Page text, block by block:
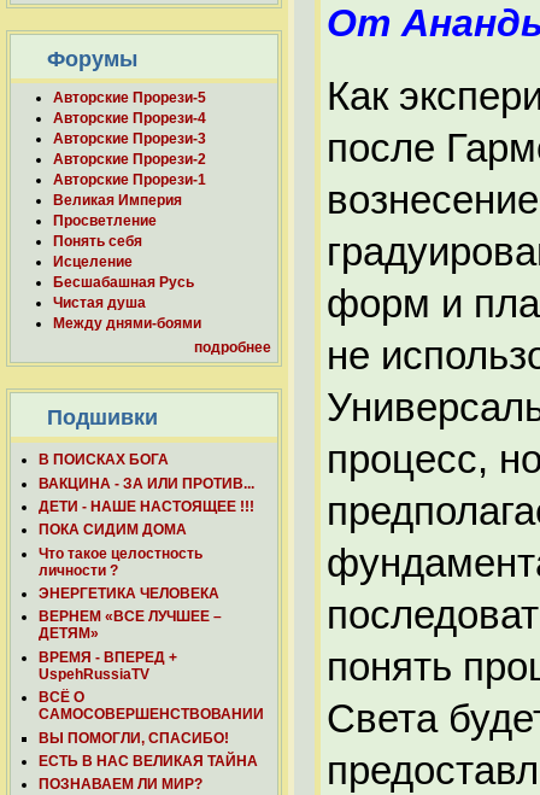
Форумы
Авторские Прорези-5
Авторские Прорези-4
Авторские Прорези-3
Авторские Прорези-2
Авторские Прорези-1
Великая Империя
Просветление
Понять себя
Исцеление
Бесшабашная Русь
Чистая душа
Между днями-боями
подробнее
Подшивки
В ПОИСКАХ БОГА
ВАКЦИНА - ЗА ИЛИ ПРОТИВ...
ДЕТИ - НАШЕ НАСТОЯЩЕЕ !!!
ПОКА СИДИМ ДОМА
Что такое целостность
личности ?
ЭНЕРГЕТИКА ЧЕЛОВЕКА
ВЕРНЕМ «ВСЕ ЛУЧШЕЕ –
ДЕТЯМ»
ВРЕМЯ - ВПЕРЕД +
UspehRussiaTV
ВСЁ О
САМОСОВЕРШЕНСТВОВАНИИ
ВЫ ПОМОГЛИ, СПАСИБО!
ЕСТЬ В НАС ВЕЛИКАЯ ТАЙНА
ПОЗНАВАЕМ ЛИ МИР?
От
Как
после
форм и
не
процесс,
понять
Света